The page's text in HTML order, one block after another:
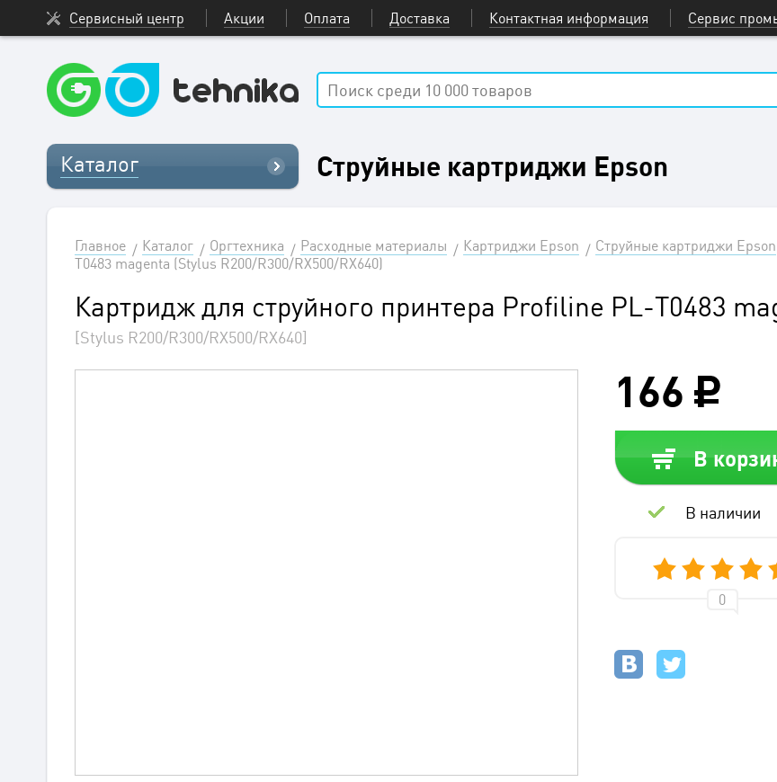
Сервисный центр Акции Оплата Доставка Контактная информация Сервис
Каталог Струйные картриджи Epson
Главное Каталог Оргтехника Расходные материалы Картриджи Epson Струйные картриджи Epson
T0483 magenta (Stylus R200/R300/RX500/RX640)
Картридж для струйного принтера Profiline PL-T0483
[Stylus R200/R300/RX500/RX640]
166
В
В наличии